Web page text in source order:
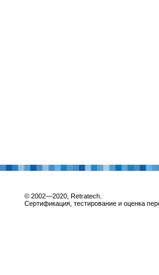
© 2002—2020, Retratech.
Сертификация, тестирование и оценка